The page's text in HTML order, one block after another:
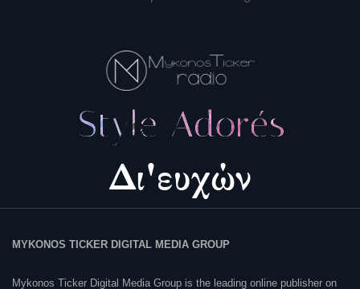
MYKONOS TICKER DIGITAL MEDIA GROUP
Mykonos Ticker Digital Media Group is the leading online publisher on